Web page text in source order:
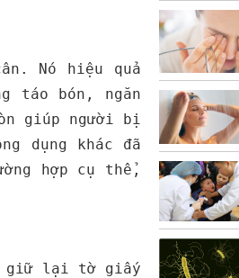
Nó hiệu quả
táo bón, ngăn
giúp người bị
dụng khác đã
hợp cụ thể,
giữ lại tờ giấy